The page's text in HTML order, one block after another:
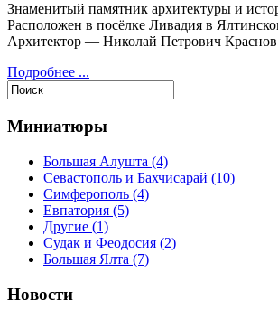
Знаменитый памятник архитектуры и
Расположен в посёлке Ливадия в
Архитектор — Николай Петрович
Подробнее ...
Миниатюры
Большая Алушта (4)
Севастополь и Бахчисарай (10)
Симферополь (4)
Евпатория (5)
Другие (1)
Судак и Феодосия (2)
Большая Ялта (7)
Новости